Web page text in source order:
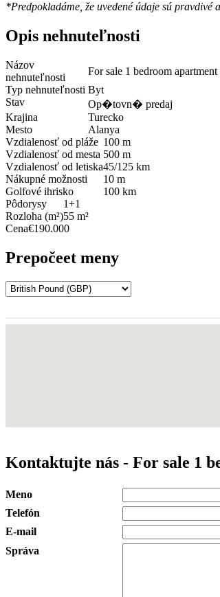
*Predpokladáme, že uvedené údaje sú pravdivé
Opis nehnuteľnosti
Názov
nehnuteľnosti
For sale 1 bedroom
Typ nehnuteľnosti Byt
Stav
Op�tovn� predaj
Krajina
Turecko
Mesto
Alanya
Vzdialenosť od pláže 100 m
Vzdialenosť od mesta 500 m
Vzdialenosť od letiska45/125 km
Nákupné možnosti
10 m
Golfové ihrisko
100 km
Pôdorysy
1+1
Rozloha (m²)55 m²
Cena€190.000
Prepočeet meny
Kontaktujte nás - For sale 1
Meno
Telefón
E-mail
Správa